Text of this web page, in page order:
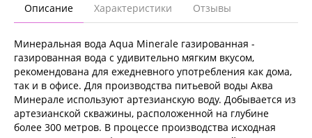
Описание Характеристики Отзывы
Минеральная вода Aqua Minerale газированная -
газированная вода с удивительно мягким вкусом,
рекомендована для ежедневного употребления как дома,
так и в офисе. Для производства питьевой воды Аква
Минерале используют артезианскую воду. Добывается из
артезианской скважины, расположенной на глубине
более 300 метров. В процессе производства исходная